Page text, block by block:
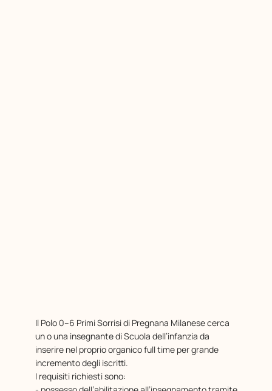
Il Polo 0–6 Primi Sorrisi di Pregnana Milanese cerca
un o una insegnante di Scuola dell’infanzia da
inserire nel proprio organico full time per grande
incremento degli iscritti.
I requisiti richiesti sono: